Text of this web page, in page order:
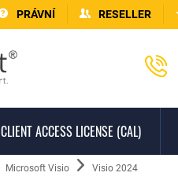
PRÁVNÍ RESELLER
CLIENT ACCESS LICENSE (CAL)
Microsoft Visio Visio 2024